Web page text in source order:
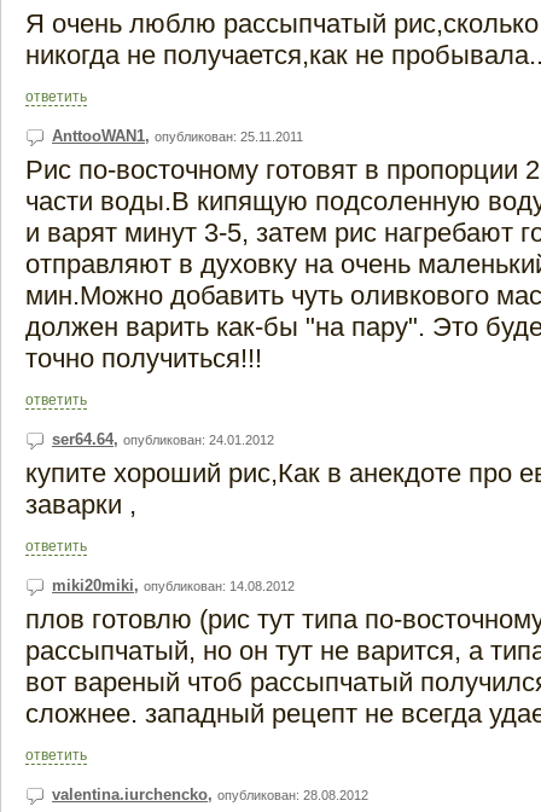
Я очень люблю рассыпчатый
никогда не получается,как не
ответить
AnttooWAN1, опубликован: 25.11.2011
Рис по-восточному готовят в пропорции
части воды.В кипящую подсоленную
и варят минут 3-5, затем рис нагребают
отправляют в духовку на очень
мин.Можно добавить чуть оливкового
должен варить как-бы "на пару". Это
точно получиться!!!
ответить
ser64.64, опубликован: 24.01.2012
купите хороший рис,Как в анекдоте про
заварки ,
ответить
miki20miki, опубликован: 14.08.2012
плов готовлю (рис тут типа по-
рассыпчатый, но он тут не варится, а
вот вареный чтоб рассыпчатый
сложнее. западный рецепт не всегда
ответить
valentina.iurchencko, опубликован: 28.08.2012